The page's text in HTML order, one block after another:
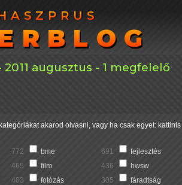
augusztus - 1 megfelelő
akarod olvasni, vagy ha csak egyet: kattints
772 bme 691
fejlesztés
465 film 436
hwsw
403 fotózás 305
fáradtság